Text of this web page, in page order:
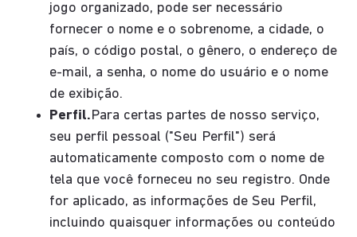
jogo organizado, pode ser necessário
fornecer o nome e o sobrenome, a cidade, o
país, o código postal, o gênero, o endereço de
e-mail, a senha, o nome do usuário e o nome
de exibição.
Perfil.Para certas partes de nosso serviço,
seu perfil pessoal ("Seu Perfil") será
automaticamente composto com o nome de
tela que você forneceu no seu registro. Onde
for aplicado, as informações de Seu Perfil,
incluindo quaisquer informações ou conteúdo